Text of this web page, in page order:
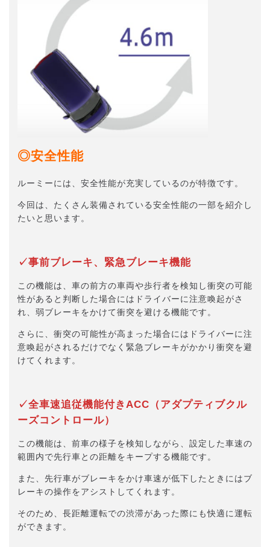
◎安全性能
ルーミーには、安全性能が充実しているのが特徴です。
今回は、たくさん装備されている安全性能の一部を紹介し
たいと思います。
✓事前ブレーキ、緊急ブレーキ機能
この機能は、車の前方の車両や歩行者を検知し衝突の可能
性があると判断した場合にはドライバーに注意喚起がさ
れ、弱ブレーキをかけて衝突を避ける機能です。
さらに、衝突の可能性が高まった場合にはドライバーに注
意喚起がされるだけでなく緊急ブレーキがかかり衝突を避
けてくれます。
✓全車速追従機能付きACC（アダプティブクル
ーズコントロール）
この機能は、前車の様子を検知しながら、設定した車速の
範囲内で先行車との距離をキープする機能です。
また、先行車がブレーキをかけ車速が低下したときにはブ
レーキの操作をアシストしてくれます。
そのため、長距離運転での渋滞があった際にも快適に運転
ができます。